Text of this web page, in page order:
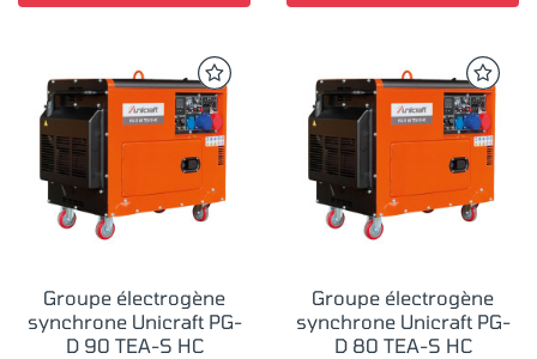
Groupe électrogène
synchrone Unicraft PG-
D 90 TEA-S HC
Groupe électrogène
synchrone Unicraft PG-
D 80 TEA-S HC